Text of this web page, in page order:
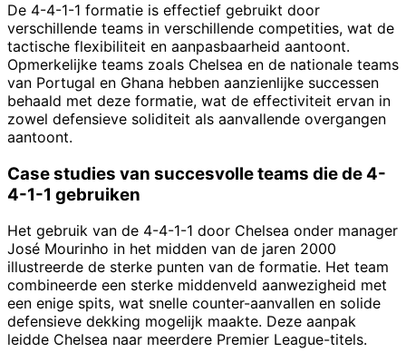
De 4-4-1-1 formatie is effectief gebruikt door
verschillende teams in verschillende competities, wat de
tactische flexibiliteit en aanpasbaarheid aantoont.
Opmerkelijke teams zoals Chelsea en de nationale teams
van Portugal en Ghana hebben aanzienlijke successen
behaald met deze formatie, wat de effectiviteit ervan in
zowel defensieve soliditeit als aanvallende overgangen
aantoont.
Case studies van succesvolle teams die de 4-
4-1-1 gebruiken
Het gebruik van de 4-4-1-1 door Chelsea onder manager
José Mourinho in het midden van de jaren 2000
illustreerde de sterke punten van de formatie. Het team
combineerde een sterke middenveld aanwezigheid met
een enige spits, wat snelle counter-aanvallen en solide
defensieve dekking mogelijk maakte. Deze aanpak
leidde Chelsea naar meerdere Premier League-titels.